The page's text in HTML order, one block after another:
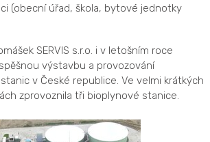
(obecní úřad, škola, bytové jednotky
SERVIS s.r.o. i v letošním roce
výstavbu a provozování
v České republice. Ve velmi krátkých
zprovoznila tři bioplynové stanice.